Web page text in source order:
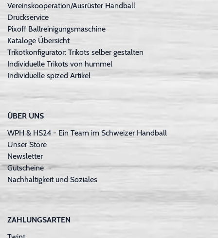
Vereinskooperation/Ausrüster Handball
Druckservice
Pixoff Ballreinigungsmaschine
Kataloge Übersicht
Trikotkonfigurator: Trikots selber gestalten
Individuelle Trikots von hummel
Individuelle spized Artikel
ÜBER UNS
WPH & HS24 - Ein Team im Schweizer Handball
Unser Store
Newsletter
Gutscheine
Nachhaltigkeit und Soziales
ZAHLUNGSARTEN